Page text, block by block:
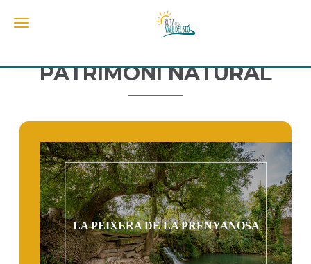
Toggle navigation
PATRIMONI NATURAL
LA PEIXERA DE LA PRENYANOSA